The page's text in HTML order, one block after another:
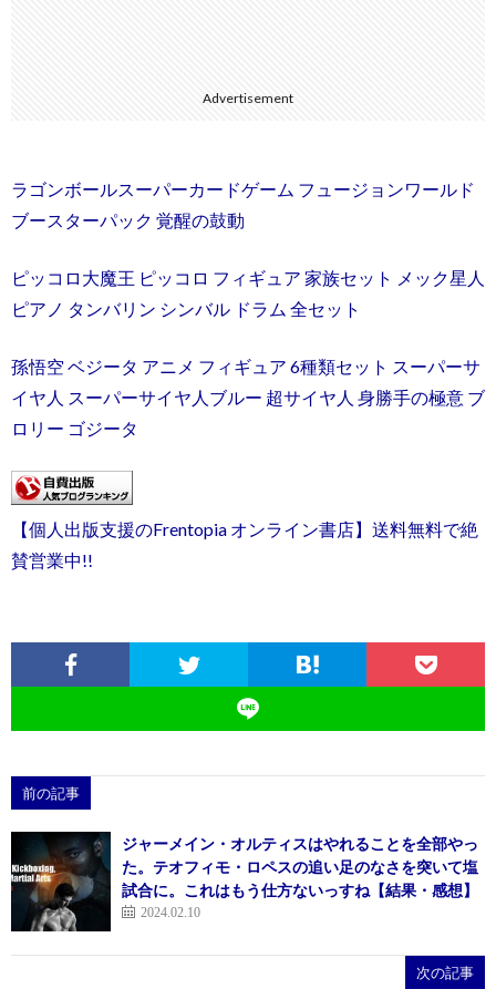
Advertisement
ラゴンボールスーパーカードゲーム フュージョンワールド
ブースターパック 覚醒の鼓動
ピッコロ大魔王 ピッコロ フィギュア 家族セット メック星人
ピアノ タンバリン シンバル ドラム 全セット
孫悟空 ベジータ アニメ フィギュア 6種類セット スーパーサ
イヤ人 スーパーサイヤ人ブルー 超サイヤ人 身勝手の極意 ブ
ロリー ゴジータ
【個人出版支援のFrentopia オンライン書店】送料無料で絶
賛営業中!!
前の記事
ジャーメイン・オルティスはやれることを全部やっ
た。テオフィモ・ロペスの追い足のなさを突いて塩
試合に。これはもう仕方ないっすね【結果・感想】
2024.02.10
次の記事